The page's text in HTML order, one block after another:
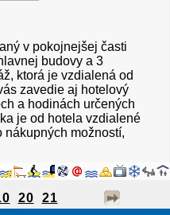
v pokojnejšej časti
budovy a 3
ktorá je vzdialená od
zavedie aj hotelový
a hodinách určených
je od hotela vzdialené
nákupných možností,
20 21